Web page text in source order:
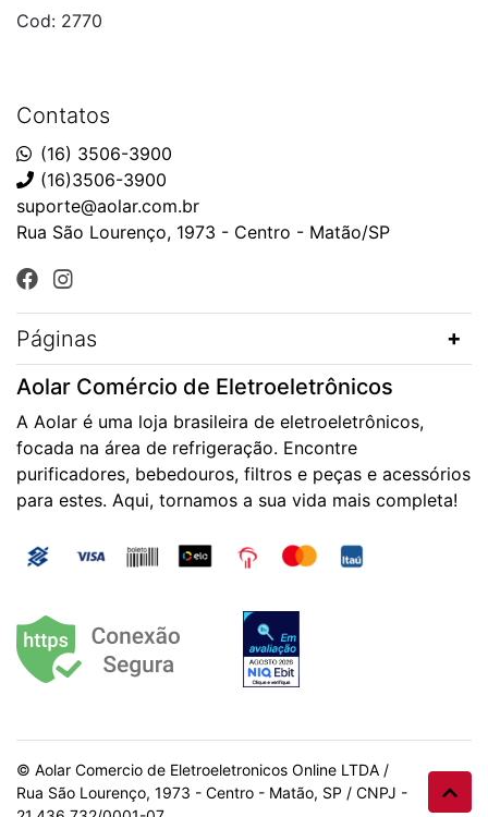
Cod: 2770
Contatos
(16) 3506-3900
(16)3506-3900
suporte@aolar.com.br
Rua São Lourenço, 1973 - Centro - Matão/SP
Páginas
Aolar Comércio de Eletroeletrônicos
A Aolar é uma loja brasileira de eletroeletrônicos,
focada na área de refrigeração. Encontre
purificadores, bebedouros, filtros e peças e acessórios
para estes. Aqui, tornamos a sua vida mais completa!
© Aolar Comercio de Eletroeletronicos Online LTDA /
Rua São Lourenço, 1973 - Centro - Matão, SP / CNPJ -